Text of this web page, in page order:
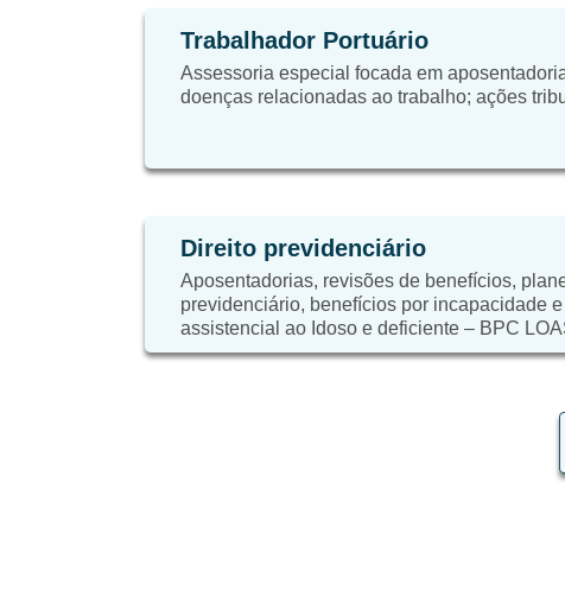
Trabalhador Portuário
Assessoria especial focada em
doenças relacionadas ao trabalho; ações
Direito previdenciário
Aposentadorias, revisões de benefícios,
previdenciário, benefícios por incapacidade
assistencial ao Idoso e deficiente – BPC